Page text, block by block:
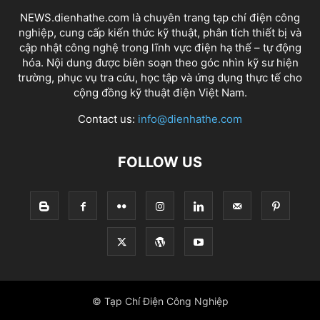
Câu 7: So sánh Aptomat (MCB,
MCCB) và Máy cắt không khí (ACB)
(2 điểm)
Aptomat (MCB,
Máy cắt không khí
mạch khi có quá tải,
có cơ chế dập hồ
Bảo vệ mạch điện hạ
áp nhỏ, dân dụng và
công nghiệp
MCCB: Đến 1600A
Lên đến 6300A
NEWS.dienhathe.com là chuyên trang tạp chí điện công
nghiệp, cung cấp kiến thức kỹ thuật, phân tích thiết bị và
cập nhật công nghệ trong lĩnh vực điện hạ thế – tự động
hóa. Nội dung được biên soạn theo góc nhìn kỹ sư hiện
trường, phục vụ tra cứu, học tập và ứng dụng thực tế cho
cộng đồng kỹ thuật điện Việt Nam.
Contact us: info@dienhathe.com
FOLLOW US
© Tạp Chí Điện Công Nghiệp